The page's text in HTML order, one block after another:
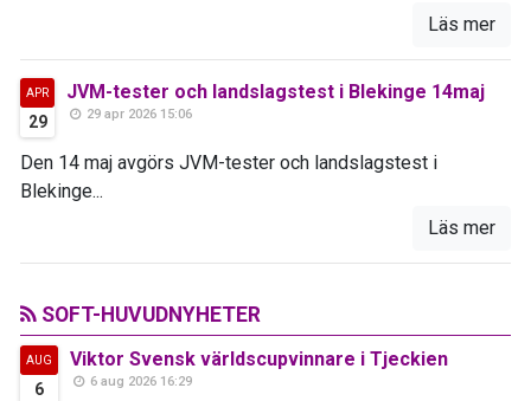
Läs mer
APR
29
JVM-tester och landslagstest i Blekinge 14maj
29 apr 2026 15:06
Den 14 maj avgörs JVM-tester och landslagstest i
Blekinge...
Läs mer
SOFT-HUVUDNYHETER
AUG
6
Viktor Svensk världscupvinnare i Tjeckien
6 aug 2026 16:29